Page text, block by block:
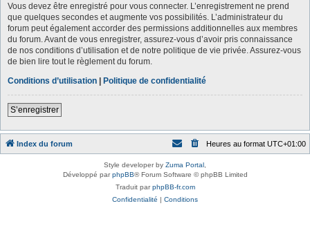
Vous devez être enregistré pour vous connecter. L’enregistrement ne prend
que quelques secondes et augmente vos possibilités. L’administrateur du
forum peut également accorder des permissions additionnelles aux membres
du forum. Avant de vous enregistrer, assurez-vous d’avoir pris connaissance
de nos conditions d’utilisation et de notre politique de vie privée. Assurez-vous
de bien lire tout le règlement du forum.
Conditions d’utilisation | Politique de confidentialité
S’enregistrer
Index du forum Heures au format UTC+01:00
Style developer by Zuma Portal
Développé parphpBB® Forum Software © phpBB Limited
Traduit parphpBB-fr.com
Confidentialité | Conditions